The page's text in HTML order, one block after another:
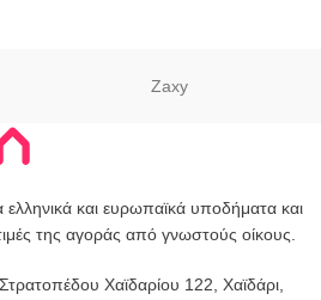
Zaxy
και ευρωπαϊκά υποδήματα και
της αγοράς από γνωστούς οίκους.
Χαϊδαρίου 122, Χαϊδάρι,